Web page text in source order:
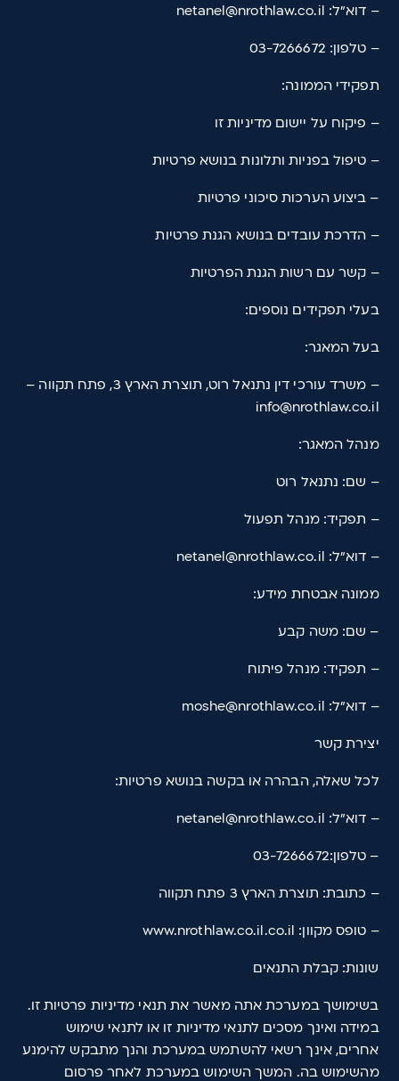
– דוא"ל: netanel@nrothlaw.co.il
– טלפון: 03-7266672
תפקידי הממונה:
– פיקוח על יישום מדיניות זו
– טיפול בפניות ותלונות בנושא פרטיות
– ביצוע הערכות סיכוני פרטיות
– הדרכת עובדים בנושא הגנת פרטיות
– קשר עם רשות הגנת הפרטיות
בעלי תפקידים נוספים:
בעל המאגר:
– משרד עורכי דין נתנאל רוט, תוצרת הארץ 3, פתח תקווה –
info@nrothlaw.co.il
מנהל המאגר:
– שם: נתנאל רוט
– תפקיד: מנהל תפעול
– דוא"ל: netanel@nrothlaw.co.il
ממונה אבטחת מידע:
– שם: משה קבע
– תפקיד: מנהל פיתוח
– דוא"ל: moshe@nrothlaw.co.il
יצירת קשר
לכל שאלה, הבהרה או בקשה בנושא פרטיות:
– דוא"ל: netanel@nrothlaw.co.il
– טלפון:03-7266672
– כתובת: תוצרת הארץ 3 פתח תקווה
– טופס מקוון: www.nrothlaw.co.il.co.il
שונות: קבלת התנאים
בשימושך במערכת אתה מאשר את תנאי מדיניות פרטיות זו.
במידה ואינך מסכים לתנאי מדיניות זו או לתנאי שימוש
אחרים, אינך רשאי להשתמש במערכת והנך מתבקש להימנע
מהשימוש בה. המשך השימוש במערכת לאחר פרסום